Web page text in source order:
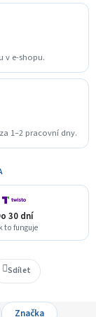
v e-shopu.
1–2 pracovní dny.
30 dní
to funguje
Sdílet
Značka